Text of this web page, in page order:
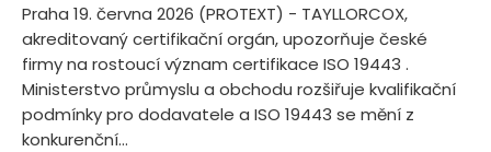
Praha 19. června 2026 (PROTEXT) - TAYLLORCOX,
akreditovaný certifikační orgán, upozorňuje české
firmy na rostoucí význam certifikace ISO 19443 .
Ministerstvo průmyslu a obchodu rozšiřuje kvalifikační
podmínky pro dodavatele a ISO 19443 se mění z
konkurenční...